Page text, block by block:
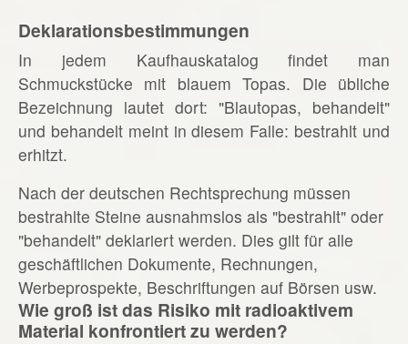
Deklarationsbestimmungen
In jedem Kaufhauskatalog findet man
Schmuckstücke mit blauem Topas. Die übliche
Bezeichnung lautet dort: "Blautopas, behandelt"
und behandelt meint in diesem Falle: bestrahlt und
erhitzt.
Nach der deutschen Rechtsprechung müssen
bestrahlte Steine ausnahmslos als "bestrahlt" oder
"behandelt" deklariert werden. Dies gilt für alle
geschäftlichen Dokumente, Rechnungen,
Werbeprospekte, Beschriftungen auf Börsen usw.
Wie groß ist das Risiko mit radioaktivem
Material konfrontiert zu werden?